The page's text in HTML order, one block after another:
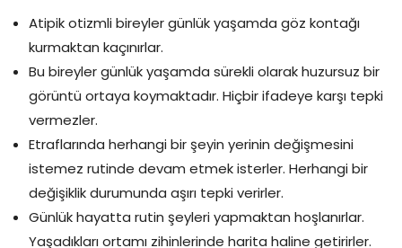
Atipik otizmli bireyler günlük yaşamda göz kontağı
kurmaktan kaçınırlar.
Bu bireyler günlük yaşamda sürekli olarak huzursuz bir
görüntü ortaya koymaktadır. Hiçbir ifadeye karşı tepki
vermezler.
Etraflarında herhangi bir şeyin yerinin değişmesini
istemez rutinde devam etmek isterler. Herhangi bir
değişiklik durumunda aşırı tepki verirler.
Günlük hayatta rutin şeyleri yapmaktan hoşlanırlar.
Yaşadıkları ortamı zihinlerinde harita haline getirirler.